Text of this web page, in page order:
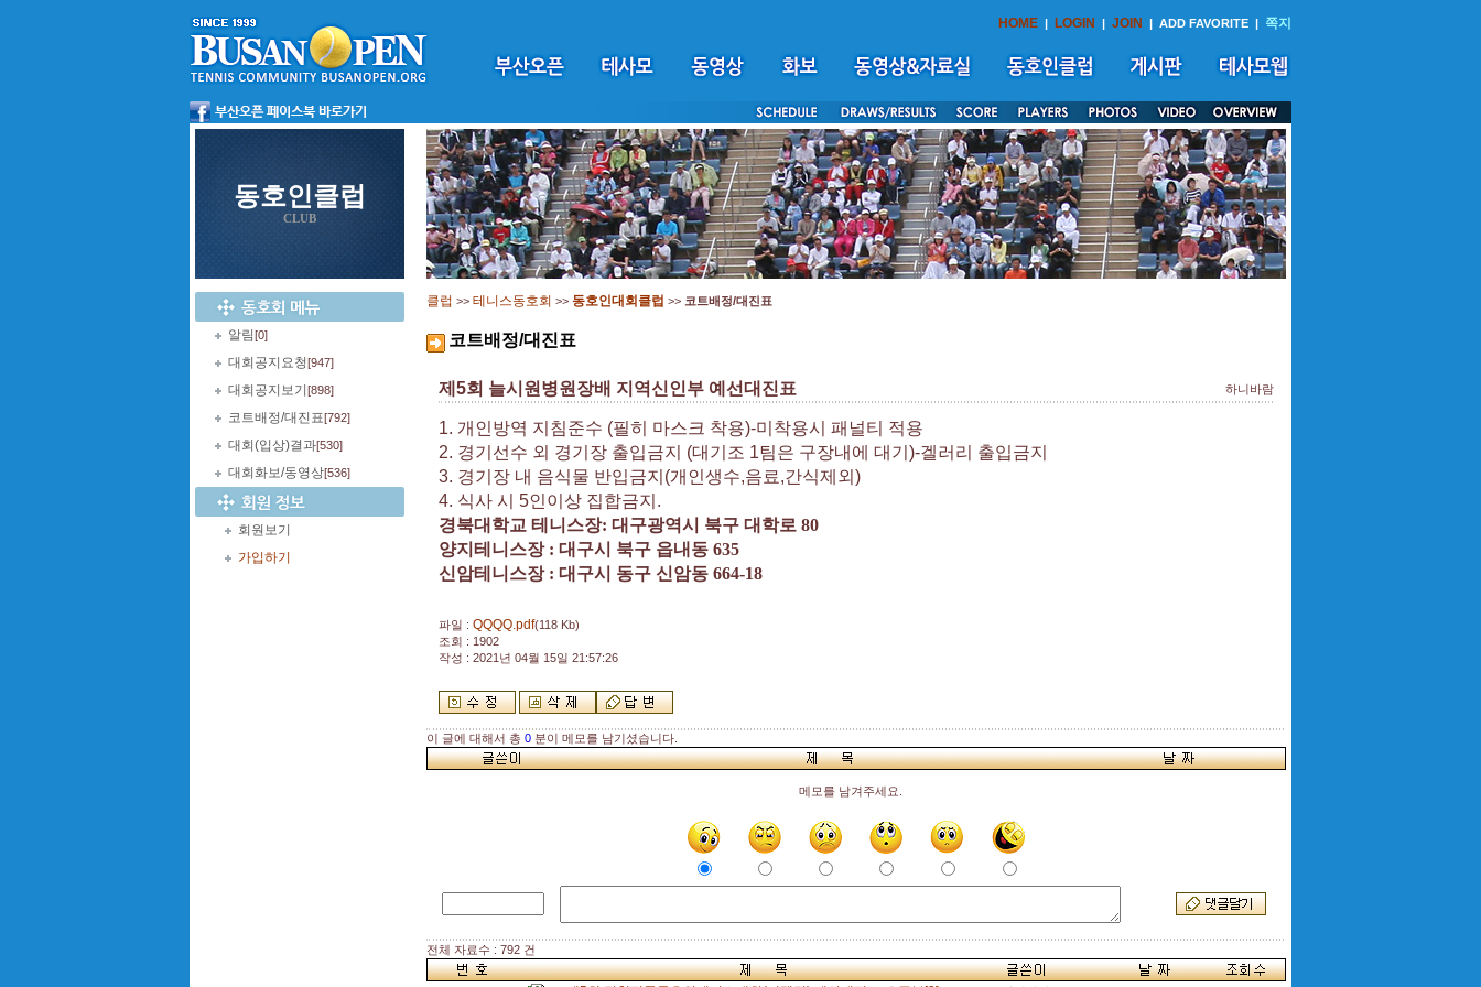
HOME | LOGIN | JOIN | ADD FAVORITE | 쪽지
동호인클럽
CLUB
알림[0]
대회공지요청[947]
대회공지보기 [898]
코트배정/대진표[792]
대회(입상)결과[530]
대회화보/동영상[536]
회원보기
가입하기
클럽 >> 테니스동호회 >> 동호인대회클럽 >> 코트배정/대진표
코트배정/대진표
제5회 늘시원병원장배 지역신인부 예선대진표 하니바람
1. 개인방역 지침준수 (필히 마스크 착용)-미착용시 패널티 적용
2. 경기선수 외 경기장 출입금지 (대기조 1팀은 구장내에 대기)-겔러리 출입금지
3. 경기장 내 음식물 반입금지(개인생수,음료,간식제외)
4. 식사 시 5인이상 집합금지.
경북대학교 테니스장: 대구광역시 북구 대학로 80
양지테니스장 : 대구시 북구 읍내동 635
신암테니스장 : 대구시 동구 신암동 664-18
파일 : QQQQ.pdf(118 Kb)
조회 : 1902
작성 : 2021년 04월 15일 21:57:26
이 글에 대해서 총 0 분이 메모를 남기셨습니다.
메모를 남겨주세요.
전체 자료수 : 792 건